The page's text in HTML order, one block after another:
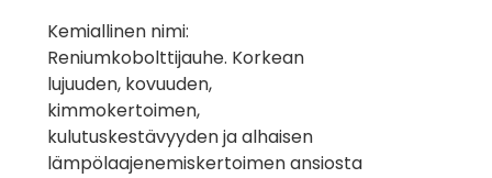
Kemiallinen nimi:
Reniumkobolttijauhe. Korkean
lujuuden, kovuuden,
kimmokertoimen,
kulutuskestävyyden ja alhaisen
lämpölaajenemiskertoimen ansiosta